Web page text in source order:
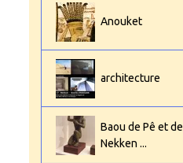
Anouket
architecture
Baou de Pê et de
Nekken ...